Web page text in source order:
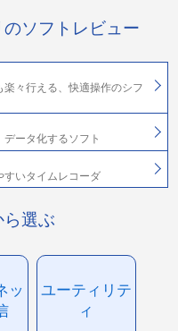
のソフトレビュー
々行える、快適操作のシフ
ータ化するソフト
すいタイムレコーダ
ら選ぶ
ッ
ユーティリテ
ィ